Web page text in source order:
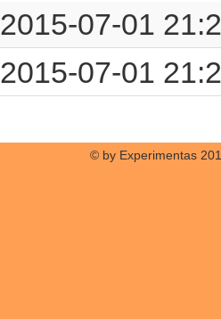
2015-07-01
2015-07-01
© by Experimentas